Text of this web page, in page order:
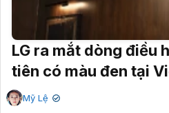
LG ra mắt dòng điều
tiên có màu đen tại
Mỹ Lệ ✔